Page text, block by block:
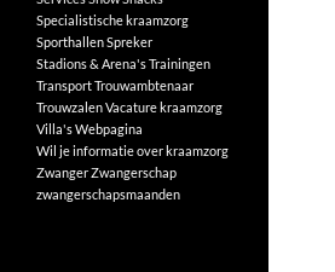
Specialistische kraamzorg
SporthallenSpreker
Stadions & Arena'sTrainingen
TransportTrouwambtenaar
TrouwzalenVacature kraamzorg
Villa'sWebpagina
Wil je informatie over kraamzorg
ZwangerZwangerschap
zwangerschapsmaanden